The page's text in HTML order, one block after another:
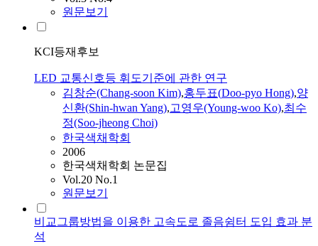
원문보기
KCI등재후보
LED 교통신호등 휘도기준에 관한 연구
김창순(Chang-soon Kim),홍두표(Doo-pyo Hong),양
신환(Shin-hwan Yang),고영우(Young-woo Ko),최수
정(Soo-jheong Choi)
한국색채학회
2006
한국색채학회 논문집
Vol.20 No.1
원문보기
비교그룹방법을 이용한 고속도로 졸음쉼터 도입 효과 분
석